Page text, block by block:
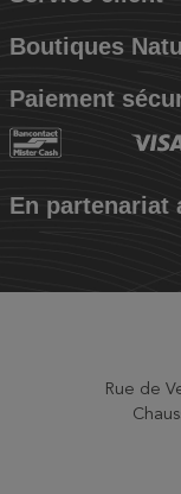
Boutiques
Paiement
En partenariat
Rue de